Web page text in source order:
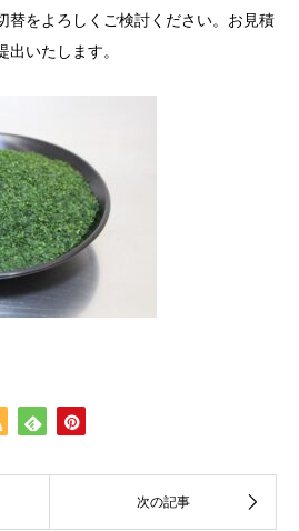
替をよろしくご検討ください。お見積
いたします。